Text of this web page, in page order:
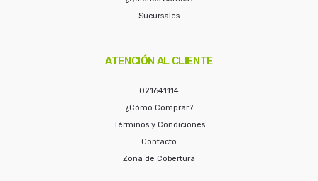
Sucursales
ATENCIÓN AL CLIENTE
021641114
¿Cómo Comprar?
Términos y Condiciones
Contacto
Zona de Cobertura